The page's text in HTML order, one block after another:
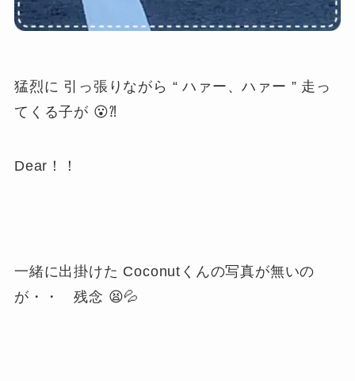
猛烈に 引っ張りながら “ ハァー、ハァー ” 走っ
てくる子が 😮⁈
Dear ！！
一緒に出掛けた Coconutくんの写真が無いの
が・・ 残念 😫💦